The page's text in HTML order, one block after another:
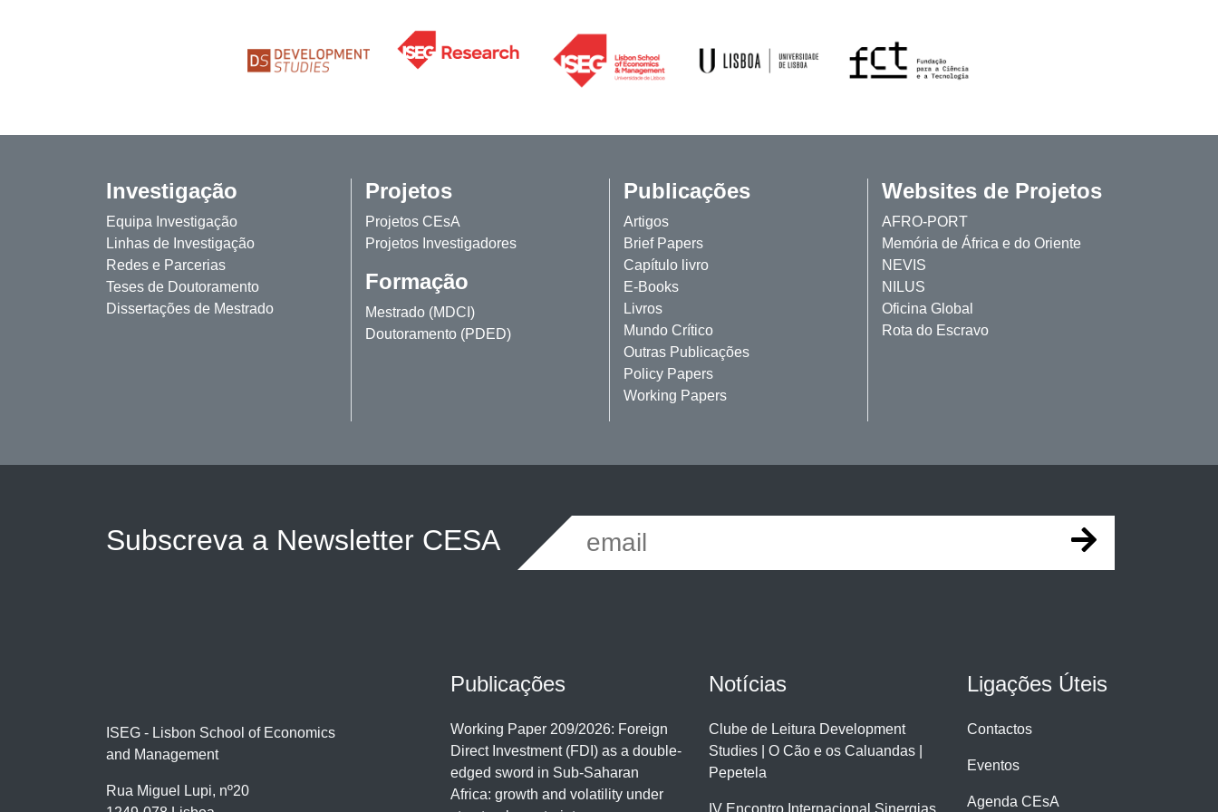
Investigação
Equipa Investigação
Linhas de Investigação
Redes e Parcerias
Teses de Doutoramento
Dissertações de Mestrado
Projetos
Projetos CEsA
Projetos Investigadores
Formação
Mestrado (MDCI)
Doutoramento (PDED)
Publicações
Artigos
Brief Papers
Capítulo livro
E-Books
Livros
Mundo Crítico
Outras Publicações
Policy Papers
Working Papers
Websites de Projetos
AFRO-PORT
Memória de África e do Oriente
NEVIS
NILUS
Oficina Global
Rota do Escravo
Subscreva a Newsletter CESA
ISEG - Lisbon School of Economics
and Management
Rua Miguel Lupi, nº20
Publicações
Working Paper 209/2026: Foreign
Direct Investment (FDI) as a double-
edged sword in Sub-Saharan
Africa: growth and volatility under
Notícias
Clube de Leitura Development
Studies | O Cão e os Caluandas |
Pepetela
IV Encontro Internacional Sinergias
Ligações Úteis
Contactos
Eventos
Agenda CEsA